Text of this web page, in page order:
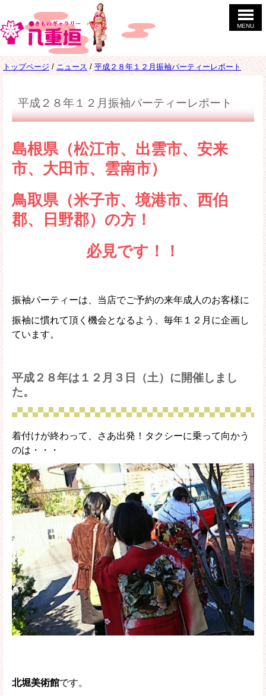
MENU
現
在
トップページ / ニュース /平成２８年１２月振袖パーティーレポート
平成２８年１２月振袖パーティーレポート
島根県（松江市、出雲市、安来
市、大田市、雲南市）
鳥取県（米子市、境港市、西伯
郡、日野郡） の方！
必見です！！
振袖パーティーは、当店でご予約の来年成人のお客様に
振袖に慣れて頂く機会となるよう、毎年１２月に企画し
ています。
平成２８年は１２月３日（土）に開催しまし
た。
着付けが終わって、さあ出発！タクシーに乗って向かう
のは・・・
北堀美術館です。